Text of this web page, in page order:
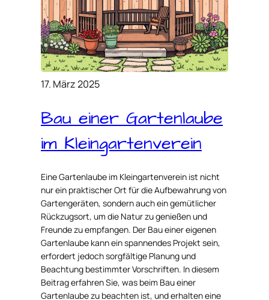
17. März 2025
Bau einer Gartenlaube
im Kleingartenverein
Eine Gartenlaube im Kleingartenverein ist nicht
nur ein praktischer Ort für die Aufbewahrung von
Gartengeräten, sondern auch ein gemütlicher
Rückzugsort, um die Natur zu genießen und
Freunde zu empfangen. Der Bau einer eigenen
Gartenlaube kann ein spannendes Projekt sein,
erfordert jedoch sorgfältige Planung und
Beachtung bestimmter Vorschriften. In diesem
Beitrag erfahren Sie, was beim Bau einer
Gartenlaube zu beachten ist, und erhalten eine